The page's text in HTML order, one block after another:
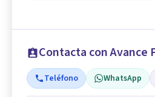
Contacta con Avance
Teléfono WhatsApp